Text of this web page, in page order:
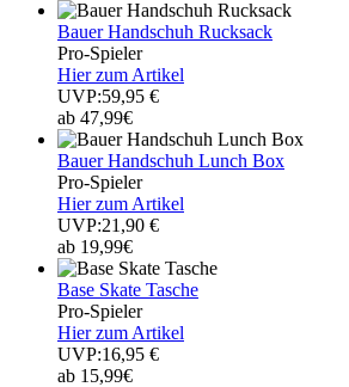
Bauer Handschuh Rucksack
Pro-Spieler
Hier zum Artikel
UVP:59,95 €
ab 47,99€
Bauer Handschuh Lunch Box
Pro-Spieler
Hier zum Artikel
UVP:21,90 €
ab 19,99€
Base Skate Tasche
Pro-Spieler
Hier zum Artikel
UVP:16,95 €
ab 15,99€